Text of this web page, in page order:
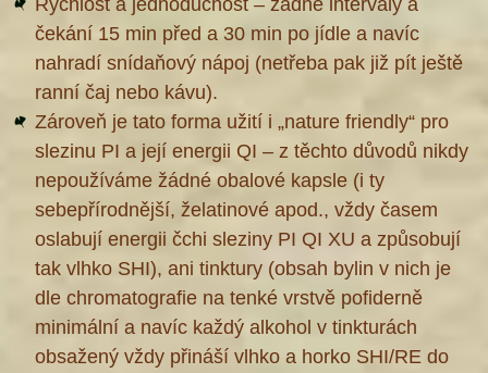
čekání 15 min před a 30 min po jídle a navíc
nahradí snídaňový nápoj (netřeba pak již pít ještě
ranní čaj nebo kávu).
Zároveň je tato forma užití i „nature friendly“ pro
slezinu PI a její energii QI – z těchto důvodů nikdy
nepoužíváme žádné obalové kapsle (i ty
sebepřírodnější, želatinové apod., vždy časem
oslabují energii čchi sleziny PI QI XU a způsobují
tak vlhko SHI), ani tinktury (obsah bylin v nich je
dle chromatografie na tenké vrstvě pofiderně
minimální a navíc každý alkohol v tinkturách
obsažený vždy přináší vlhko a horko SHI/RE do